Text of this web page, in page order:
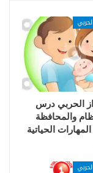
الحربي درس
والمحافظة
الحياتية